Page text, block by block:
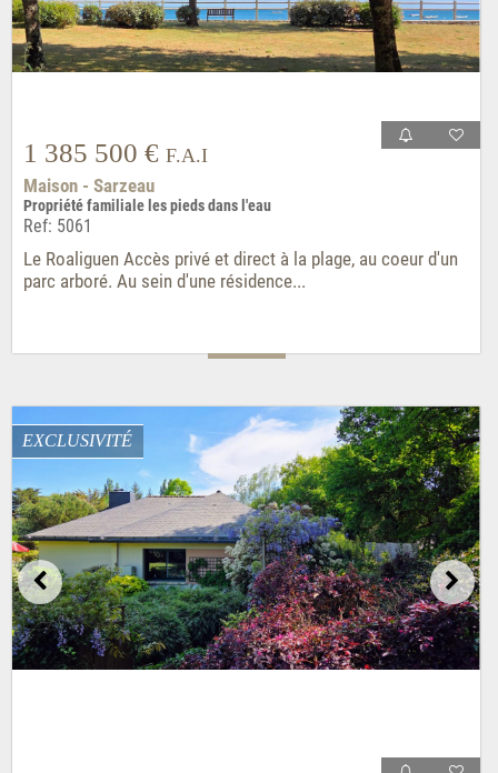
1 385 500 € F.A.I
Maison - Sarzeau
Propriété familiale les pieds dans l'eau
Ref: 5061
Le Roaliguen Accès privé et direct à la plage, au coeur d'un
parc arboré. Au sein d'une résidence...
EXCLUSIVITÉ